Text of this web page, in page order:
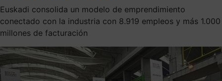
Euskadi consolida un modelo de emprendimiento
conectado con la industria con 8.919 empleos y más 1.000
millones de facturación